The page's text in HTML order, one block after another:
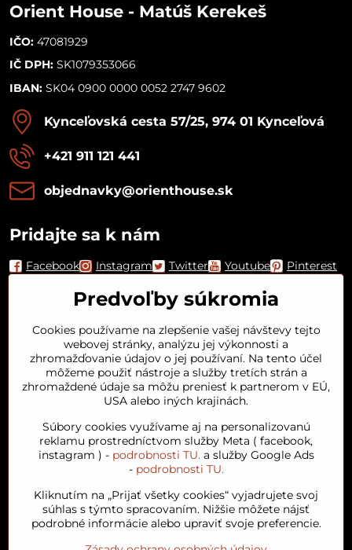
Orient House - Matúš Kerekeš
IČO: 47081929
IČ DPH: SK1079353066
IBAN: SK04 0900 0000 0052 2747 9602
Kynceľovská cesta 57/25, 974 01 Kynceľová
+421 911 121 441
objednavky​@orienthouse​.sk
Pridajte sa k nám
Facebook Instagram Twitter Youtube Pinterest
Orient House
Arganový olej
Obľúbené kategórie
Predvoľby súkromia
Cookies používame na zlepšenie vašej návštevy tejto
webovej stránky, analýzu jej výkonnosti a
zhromažďovanie údajov o jej používaní. Na tento účel
môžeme použiť nástroje a služby tretích strán a
zhromaždené údaje sa môžu preniesť k partnerom v EÚ,
USA alebo iných krajinách.
Súbory cookies využívame aj na personalizovanú
reklamu prostredníctvom služby Meta ( facebook,
instagram ) - podrobnosti TU.a služby Google Ads
- podrobnosti TU.
Kliknutím na „Prijať všetky cookies“ vyjadrujete svoj
súhlas s týmto spracovaním. Nižšie môžete nájsť
podrobné informácie alebo upraviť svoje preferencie.